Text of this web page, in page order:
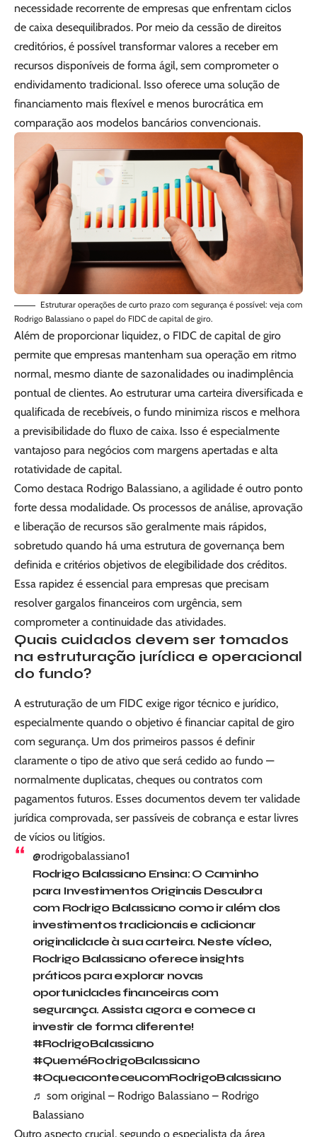
necessidade recorrente de empresas que enfrentam ciclos
de caixa desequilibrados. Por meio da cessão de direitos
creditórios, é possível transformar valores a receber em
recursos disponíveis de forma ágil, sem comprometer o
endividamento tradicional. Isso oferece uma solução de
financiamento mais flexível e menos burocrática em
comparação aos modelos bancários convencionais.
Estruturar operações de curto prazo com segurança é possível: veja com
Rodrigo Balassiano o papel do FIDC de capital de giro.
Além de proporcionar liquidez, o FIDC de capital de giro
permite que empresas mantenham sua operação em ritmo
normal, mesmo diante de sazonalidades ou inadimplência
pontual de clientes. Ao estruturar uma carteira diversificada e
qualificada de recebíveis, o fundo minimiza riscos e melhora
a previsibilidade do fluxo de caixa. Isso é especialmente
vantajoso para negócios com margens apertadas e alta
rotatividade de capital.
Como destaca Rodrigo Balassiano, a agilidade é outro ponto
forte dessa modalidade. Os processos de análise, aprovação
e liberação de recursos são geralmente mais rápidos,
sobretudo quando há uma estrutura de governança bem
definida e critérios objetivos de elegibilidade dos créditos.
Essa rapidez é essencial para empresas que precisam
resolver gargalos financeiros com urgência, sem
comprometer a continuidade das atividades.
Quais cuidados devem ser tomados
na estruturação jurídica e operacional
do fundo?
A estruturação de um FIDC exige rigor técnico e jurídico,
especialmente quando o objetivo é financiar capital de giro
com segurança. Um dos primeiros passos é definir
claramente o tipo de ativo que será cedido ao fundo —
normalmente duplicatas, cheques ou contratos com
pagamentos futuros. Esses documentos devem ter validade
jurídica comprovada, ser passíveis de cobrança e estar livres
de vícios ou litígios.
@rodrigobalassiano1
Rodrigo Balassiano Ensina: O Caminho
para Investimentos Originais Descubra
com Rodrigo Balassiano como ir além dos
investimentos tradicionais e adicionar
originalidade à sua carteira. Neste vídeo,
Rodrigo Balassiano oferece insights
práticos para explorar novas
oportunidades financeiras com
segurança. Assista agora e comece a
investir de forma diferente!
#RodrigoBalassiano
#QueméRodrigoBalassiano
#OqueaconteceucomRodrigoBalassiano
♬ som original – Rodrigo Balassiano – Rodrigo
Balassiano
Outro aspecto crucial, segundo o especialista da área